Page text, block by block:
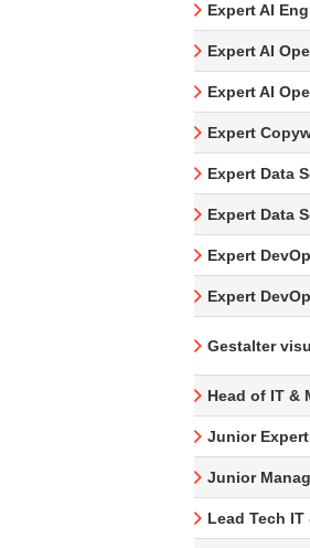
Expert AI
Expert AI
Expert AI
Expert
Expert Data
Expert Data
Expert
Expert
Gestalter
Head of IT &
Junior
Junior
Lead Tech IT